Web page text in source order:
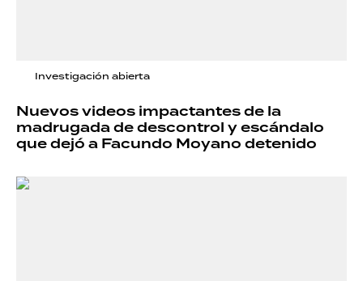
Investigación abierta
Nuevos videos impactantes de la
madrugada de descontrol y escándalo
que dejó a Facundo Moyano detenido